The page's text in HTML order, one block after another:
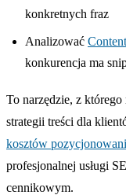
konkretnych fraz
Analizować Content
konkurencja ma
To narzędzie, z
strategii treści dla
kosztów
profesjonalnej usługi
cennikowym.